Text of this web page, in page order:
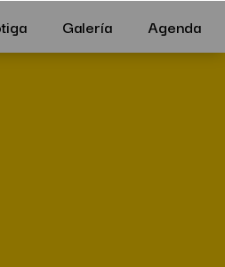
Galería Agenda